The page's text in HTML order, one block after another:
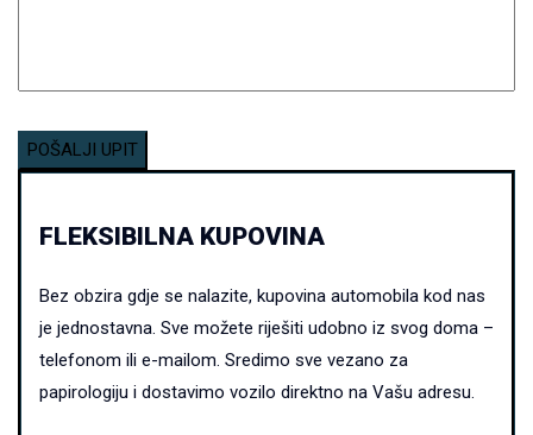
FLEKSIBILNA KUPOVINA
Bez obzira gdje se nalazite, kupovina automobila kod nas
je jednostavna. Sve možete riješiti udobno iz svog doma –
telefonom ili e-mailom. Sredimo sve vezano za
papirologiju i dostavimo vozilo direktno na Vašu adresu.